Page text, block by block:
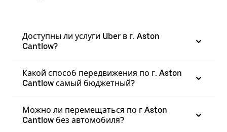
Доступны ли услуги Uber в г. Aston
Cantlow?
Какой способ передвижения по г. Aston
Cantlow самый бюджетный?
Можно ли перемещаться по г Aston
Cantlow без автомобиля?